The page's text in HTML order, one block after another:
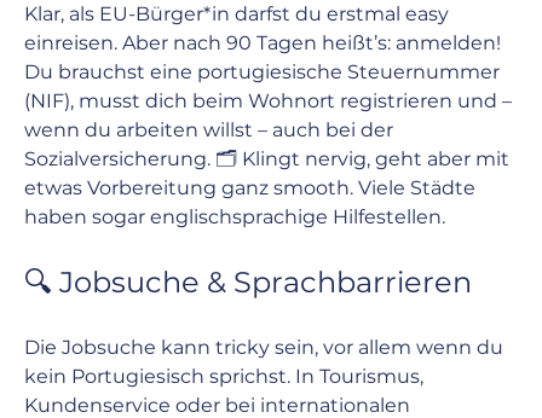
Klar, als EU-Bürger*in darfst du erstmal easy
einreisen. Aber nach 90 Tagen heißt’s: anmelden!
Du brauchst eine portugiesische Steuernummer
(NIF), musst dich beim Wohnort registrieren und –
wenn du arbeiten willst – auch bei der
Sozialversicherung. 🗂️ Klingt nervig, geht aber mit
etwas Vorbereitung ganz smooth. Viele Städte
haben sogar englischsprachige Hilfestellen.
🔍 Jobsuche & Sprachbarrieren
Die Jobsuche kann tricky sein, vor allem wenn du
kein Portugiesisch sprichst. In Tourismus,
Kundenservice oder bei internationalen